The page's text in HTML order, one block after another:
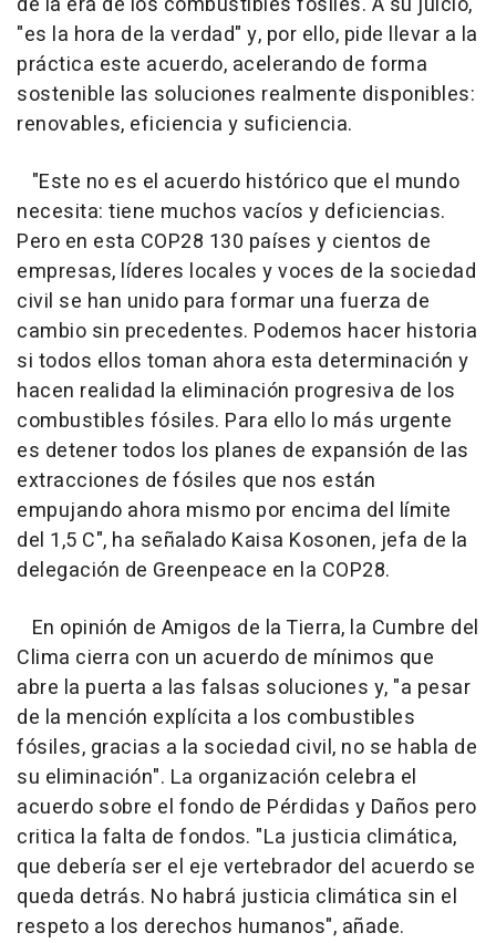
"es la hora de la verdad" y, por ello, pide llevar a la
práctica este acuerdo, acelerando de forma
sostenible las soluciones realmente disponibles:
renovables, eficiencia y suficiencia.
"Este no es el acuerdo histórico que el mundo
necesita: tiene muchos vacíos y deficiencias.
Pero en esta COP28 130 países y cientos de
empresas, líderes locales y voces de la sociedad
civil se han unido para formar una fuerza de
cambio sin precedentes. Podemos hacer historia
si todos ellos toman ahora esta determinación y
hacen realidad la eliminación progresiva de los
combustibles fósiles. Para ello lo más urgente
es detener todos los planes de expansión de las
extracciones de fósiles que nos están
empujando ahora mismo por encima del límite
del 1,5 C", ha señalado Kaisa Kosonen, jefa de la
delegación de Greenpeace en la COP28.
En opinión de Amigos de la Tierra, la Cumbre del
Clima cierra con un acuerdo de mínimos que
abre la puerta a las falsas soluciones y, "a pesar
de la mención explícita a los combustibles
fósiles, gracias a la sociedad civil, no se habla de
su eliminación". La organización celebra el
acuerdo sobre el fondo de Pérdidas y Daños pero
critica la falta de fondos. "La justicia climática,
que debería ser el eje vertebrador del acuerdo se
queda detrás. No habrá justicia climática sin el
respeto a los derechos humanos", añade.